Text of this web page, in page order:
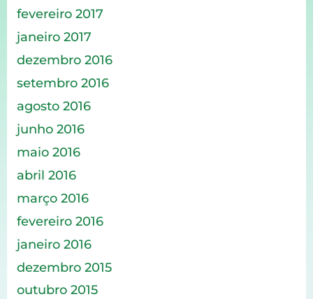
fevereiro 2017
janeiro 2017
dezembro 2016
setembro 2016
agosto 2016
junho 2016
maio 2016
abril 2016
março 2016
fevereiro 2016
janeiro 2016
dezembro 2015
outubro 2015